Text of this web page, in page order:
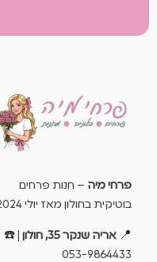
פרחי מיה – חנות פרחים
בוטיקית בחולון מאז יולי 2024
📍 אריה שנקר 35, חולון
| ☎️
053-9864433